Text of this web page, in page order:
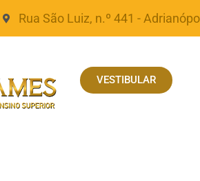
Rua São Luiz, n.º 441 -
VESTIBULAR